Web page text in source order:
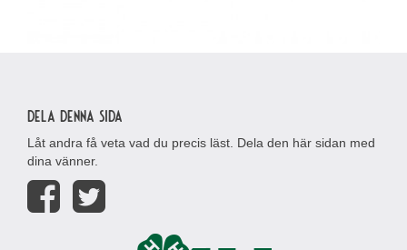
Dela denna sida
Låt andra få veta vad du precis läst. Dela den här sidan med
dina vänner.